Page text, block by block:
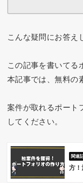
こんな疑問にお答え
この記事を書いてる
本記事では、無料の
案件が取れるポート
してください。
方！